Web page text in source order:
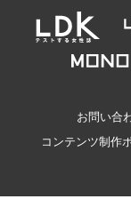
お問い合
コンテンツ制作